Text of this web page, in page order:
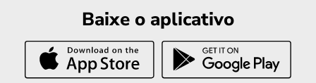
Baixe o aplicativo